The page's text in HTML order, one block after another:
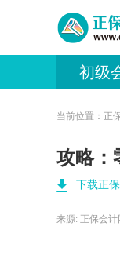
初级
当前位置： 正
攻略：
下载正
来源: 正保会计